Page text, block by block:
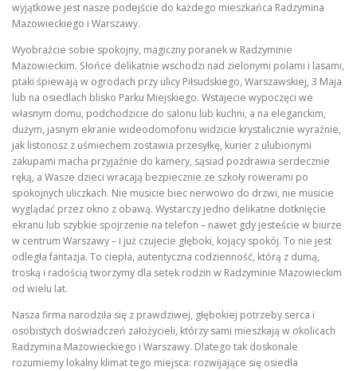
wyjątkowe jest nasze podejście do każdego mieszkańca Radzymina
Mazowieckiego i Warszawy.
Wyobraźcie sobie spokojny, magiczny poranek w Radzyminie
Mazowieckim. Słońce delikatnie wschodzi nad zielonymi polami i lasami,
ptaki śpiewają w ogrodach przy ulicy Piłsudskiego, Warszawskiej, 3 Maja
lub na osiedlach blisko Parku Miejskiego. Wstajecie wypoczęci we
własnym domu, podchodzicie do salonu lub kuchni, a na eleganckim,
dużym, jasnym ekranie wideodomofonu widzicie krystalicznie wyraźnie,
jak listonosz z uśmiechem zostawia przesyłkę, kurier z ulubionymi
zakupami macha przyjaźnie do kamery, sąsiad pozdrawia serdecznie
ręką, a Wasze dzieci wracają bezpiecznie ze szkoły rowerami po
spokojnych uliczkach. Nie musicie biec nerwowo do drzwi, nie musicie
wyglądać przez okno z obawą. Wystarczy jedno delikatne dotknięcie
ekranu lub szybkie spojrzenie na telefon – nawet gdy jesteście w biurze
w centrum Warszawy – i już czujecie głęboki, kojący spokój. To nie jest
odległa fantazja. To ciepła, autentyczna codzienność, którą z dumą,
troską i radością tworzymy dla setek rodzin w Radzyminie Mazowieckim
od wielu lat.
Nasza firma narodziła się z prawdziwej, głębokiej potrzeby serca i
osobistych doświadczeń założycieli, którzy sami mieszkają w okolicach
Radzymina Mazowieckiego i Warszawy. Dlatego tak doskonale
rozumiemy lokalny klimat tego miejsca: rozwijające się osiedla